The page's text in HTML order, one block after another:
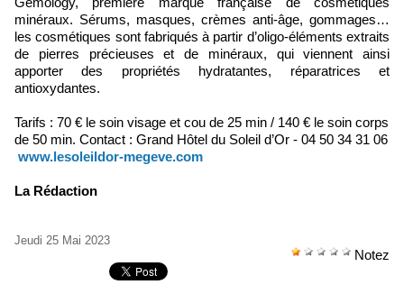
minéraux. Sérums, masques, crèmes anti-âge, gommages…
les cosmétiques sont fabriqués à partir d’oligo-éléments extraits
de pierres précieuses et de minéraux, qui viennent ainsi
apporter des propriétés hydratantes, réparatrices et
antioxydantes.
Tarifs : 70 € le soin visage et cou de 25 min / 140 € le soin corps
de 50 min. Contact : Grand Hôtel du Soleil d’Or - 04 50 34 31 06
www.lesoleildor-megeve.com
La Rédaction
Jeudi 25 Mai 2023
Notez